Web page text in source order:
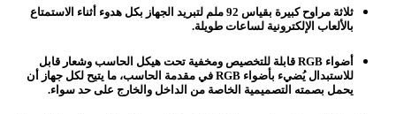
ثلاثة مراوح كبيرة بقياس 92 ملم لتبريد الجهاز بكل هدوء أثناء الاستمتاع
بالألعاب الإلكترونية لساعات طويلة.
أضواء RGB قابلة للتخصيص ومخفية تحت هيكل الحاسب وشعار قابل
للاستبدال يُضيء بأضواء RGB في مقدمة الحاسب، ما يتيح لكل جهاز أن
يحمل بصمته التصميمية الخاصة من الداخل والخارج على حد سواء.